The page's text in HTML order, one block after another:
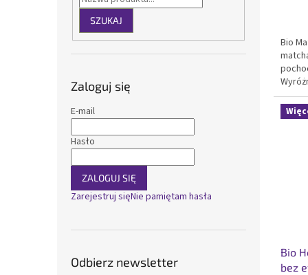
SZUKAJ
Zaloguj się
E-mail
Hasło
ZALOGUJ SIĘ
Zarejestruj sięNie pamiętam hasła
Odbierz newsletter
Bio
Bio
bez